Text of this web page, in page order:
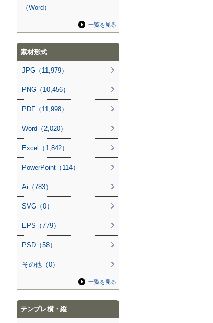
（Word）
一覧を見る
素材形式
JPG（11,979）
PNG（10,456）
PDF（11,998）
Word（2,020）
Excel（1,842）
PowerPoint（114）
Ai（783）
SVG（0）
EPS（779）
PSD（58）
その他（0）
一覧を見る
テンプレ横・縦